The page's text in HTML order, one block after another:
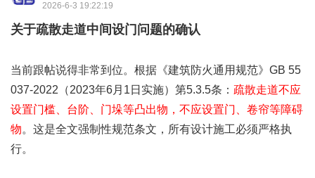
2026-6-3 19:22:19
关于疏散走道中间设门问题的确认
当前跟帖说得非常到位。根据《建筑防火通用规范》GB 55
037-2022（2023年6月1日实施）第5.3.5条： 疏散走道不应
设置门槛、台阶、门垛等凸出物，不应设置门、卷帘等障碍
物。这是全文强制性规范条文，所有设计施工必须严格执
行。